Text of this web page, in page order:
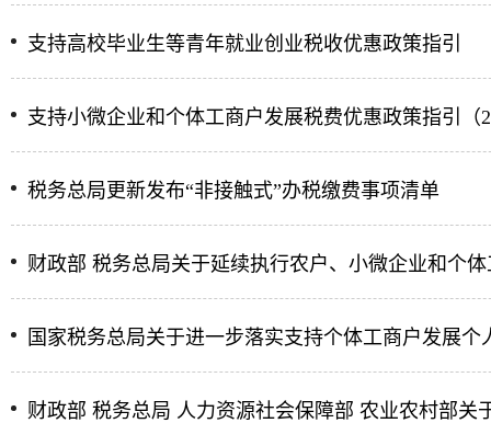
支持高校毕业生等青年就业创业税收优惠政策指引
支持小微企业和个体工商户发展税费优惠政策指引（
税务总局更新发布“非接触式”办税缴费事项清单
财政部 税务总局关于延续执行农户、小微企业和个
国家税务总局关于进一步落实支持个体工商户发展
财政部 税务总局 人力资源社会保障部 农业农村部